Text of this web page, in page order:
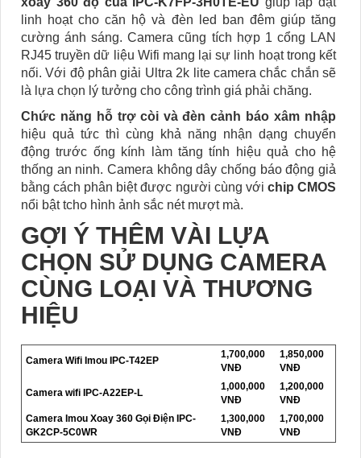
linh hoạt cho căn hộ và đèn led ban đêm giúp tăng
cường ánh sáng. Camera cũng tích hợp 1 cổng LAN
RJ45 truyền dữ liệu Wifi mang lại sự linh hoạt trong kết
nối. Với độ phân giải Ultra 2k lite camera chắc chắn sẽ
là lựa chọn lý tưởng cho công trình giá phải chăng.
Chức năng hỗ trợ còi và đèn cảnh báo xâm nhập
hiệu quả tức thì cùng khả năng nhận dạng chuyển
động trước ống kính làm tăng tính hiệu quả cho hệ
thống an ninh. Camera không dây chống báo động giả
bằng cách phân biệt được người cùng với chip CMOS
nổi bật tcho hình ảnh sắc nét mượt mà.
GỢI Ý THÊM VÀI LỰA
CHỌN SỬ DỤNG CAMERA
CÙNG LOẠI VÀ THƯƠNG
HIỆU
Camera Wifi Imou IPC-T42EP
1,700,000
VNĐ
1,850,000
VNĐ
Camera wifi IPC-A22EP-L
1,000,000
VNĐ
1,200,000
VNĐ
Camera Imou Xoay 360 Gọi Điện IPC-
GK2CP-5C0WR
1,300,000
VNĐ
1,700,000
VNĐ